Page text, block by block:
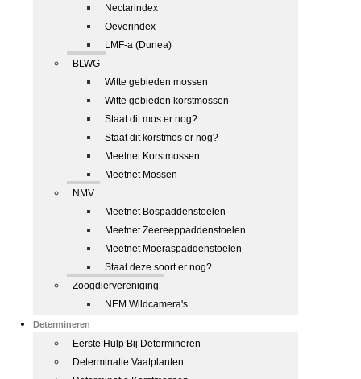
Nectarindex
Oeverindex
LMF-a (Dunea)
BLWG
Witte gebieden mossen
Witte gebieden korstmossen
Staat dit mos er nog?
Staat dit korstmos er nog?
Meetnet Korstmossen
Meetnet Mossen
NMV
Meetnet Bospaddenstoelen
Meetnet Zeereeppaddenstoelen
Meetnet Moeraspaddenstoelen
Staat deze soort er nog?
Zoogdiervereniging
NEM Wildcamera's
Determineren
Eerste Hulp Bij Determineren
Determinatie Vaatplanten